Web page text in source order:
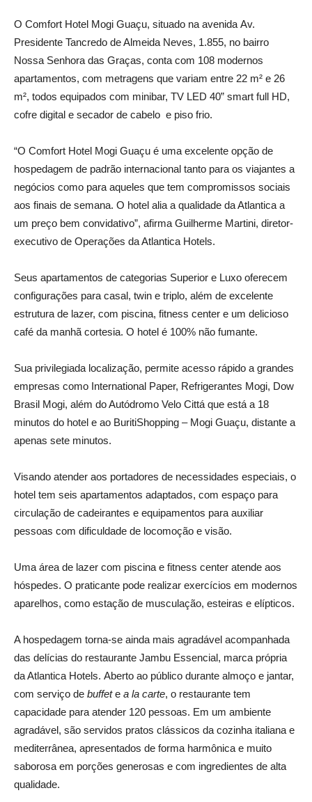
O Comfort Hotel Mogi Guaçu, situado na avenida Av.
Presidente Tancredo de Almeida Neves, 1.855, no bairro
Nossa Senhora das Graças, conta com 108 modernos
apartamentos, com metragens que variam entre 22 m² e 26
m², todos equipados com minibar, TV LED 40” smart full HD,
cofre digital e secador de cabelo e piso frio.
“O Comfort Hotel Mogi Guaçu é uma excelente opção de
hospedagem de padrão internacional tanto para os viajantes a
negócios como para aqueles que tem compromissos sociais
aos finais de semana. O hotel alia a qualidade da Atlantica a
um preço bem convidativo”, afirma Guilherme Martini, diretor-
executivo de Operações da Atlantica Hotels.
Seus apartamentos de categorias Superior e Luxo oferecem
configurações para casal, twin e triplo, além de excelente
estrutura de lazer, com piscina, fitness center e um delicioso
café da manhã cortesia. O hotel é 100% não fumante.
Sua privilegiada localização, permite acesso rápido a grandes
empresas como International Paper, Refrigerantes Mogi, Dow
Brasil Mogi, além do Autódromo Velo Cittá que está a 18
minutos do hotel e ao BuritiShopping – Mogi Guaçu, distante a
apenas sete minutos.
Visando atender aos portadores de necessidades especiais, o
hotel tem seis apartamentos adaptados, com espaço para
circulação de cadeirantes e equipamentos para auxiliar
pessoas com dificuldade de locomoção e visão.
Uma área de lazer com piscina e fitness center atende aos
hóspedes. O praticante pode realizar exercícios em modernos
aparelhos, como estação de musculação, esteiras e elípticos.
A hospedagem torna-se ainda mais agradável acompanhada
das delícias do restaurante Jambu Essencial, marca própria
da Atlantica Hotels. Aberto ao público durante almoço e jantar,
com serviço de buffete a la carte, o restaurante tem
capacidade para atender 120 pessoas. Em um ambiente
agradável, são servidos pratos clássicos da cozinha italiana e
mediterrânea, apresentados de forma harmônica e muito
saborosa em porções generosas e com ingredientes de alta
qualidade.